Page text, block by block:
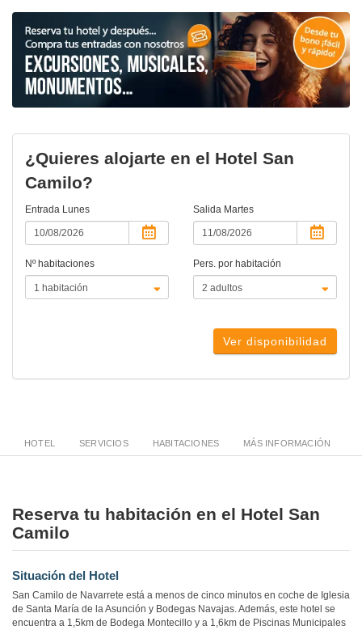
¿Quieres alojarte en el Hotel San
Camilo?
Entrada Lunes Salida Martes
Nº habitaciones Pers. por habitación
Ver disponibilidad
HOTEL SERVICIOS HABITACIONES MÁS INFORMACIÓN
Reserva tu habitación en el Hotel San
Camilo
Situación del Hotel
San Camilo de Navarrete está a menos de cinco minutos en coche de Iglesia
de Santa María de la Asunción y Bodegas Navajas. Además, este hotel se
encuentra a 1,5km de Bodega Montecillo y a 1,6km de Piscinas Municipales